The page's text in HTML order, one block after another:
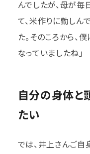
んでしたが、母が毎
て、米作りに勤しん
た。そのころから、
なっていましたね」
自分の身体と
たい
では、井上さんご